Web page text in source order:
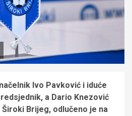
Ivo Pavković i iduće
a Dario Knezović
Široki Brijeg, odlučeno je na